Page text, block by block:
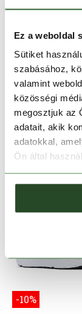
Ez a weboldal
Sütiket
szabásához,
valamint
közösségi
megosztjuk az
adatait, akik
adatokkal,
Ön által
TERMÉK
1-2
Ingyenes
HASONLÓ
-10%